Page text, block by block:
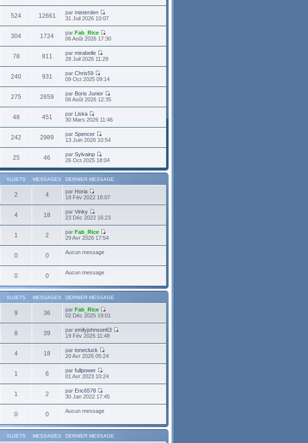
524 12661 parmisterden
31 Juil 2026 10:07
304 1724 parFab_Rice
06 Août 2026 17:30
78 811 parmirabelle
28 Juil 2026 11:29
240 931 parChris59
09 Oct 2025 09:14
275 2659 par Boris Junior
06 Août 2026 12:35
48 451 par Liska
30 Mars 2026 11:46
242 2989 parSpencer
13 Juin 2026 10:54
25 46 parSylvainp
26 Oct 2025 18:04
SUJETS MESSAGES DERNIER MESSAGE
2 4 par Horia
18 Fév 2022 16:07
4 18 parVinky
23 Déc 2022 16:23
1 2 parFab_Rice
29 Avr 2026 17:54
0 0 Aucun message
0 0 Aucun message
SUJETS MESSAGES DERNIER MESSAGE
9 36 parFab_Rice
02 Déc 2025 19:01
8 39 paremilyjohnson63
19 Fév 2025 11:48
4 18 partonecluck
20 Avr 2026 05:24
1 6 parfullpower
01 Avr 2023 10:24
1 2 par Eric6578
30 Jan 2022 17:45
0 0 Aucun message
SUJETS MESSAGES DERNIER MESSAGE